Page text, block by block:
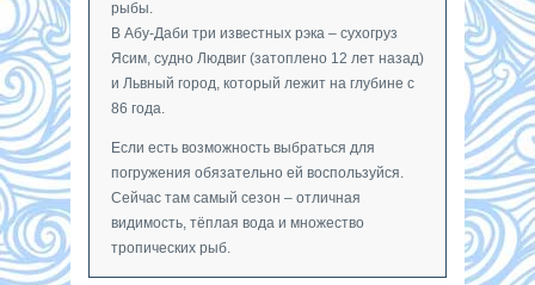
рыбы.
В Абу-Даби три известных рэка – сухогруз
Ясим, судно Людвиг (затоплено 12 лет назад)
и Львный город, который лежит на глубине с
86 года.
Если есть возможность выбраться для
погружения обязательно ей воспользуйся.
Сейчас там самый сезон – отличная
видимость, тёплая вода и множество
тропических рыб.